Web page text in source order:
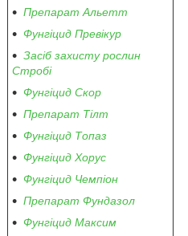
Препарат Альетт
Фунгіцид Превікур
Засіб захисту рослин
Стробі
Фунгіцид Скор
Препарат Тілт
Фунгіцид Топаз
Фунгіцид Хорус
Фунгіцид Чемпіон
Препарат Фундазол
Фунгіцид Максим